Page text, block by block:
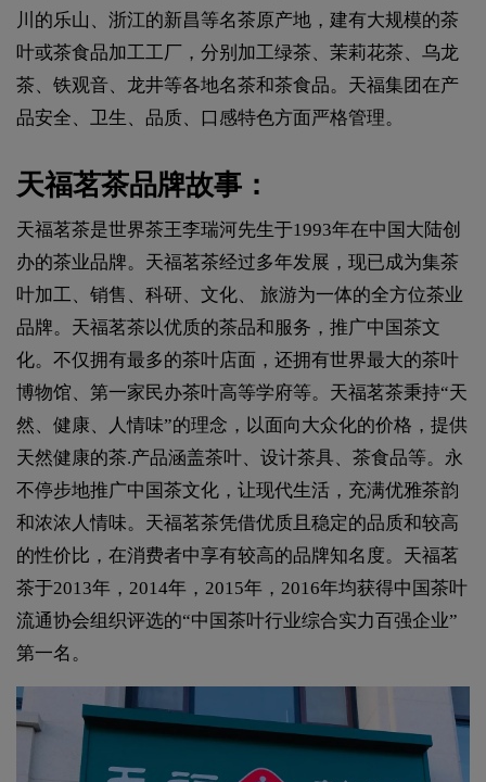
川的乐山、浙江的新昌等名茶原产地，建有大规模的茶
叶或茶食品加工工厂，分别加工绿茶、茉莉花茶、乌龙
茶、铁观音、龙井等各地名茶和茶食品。天福集团在产
品安全、卫生、品质、口感特色方面严格管理。
天福茗茶品牌故事：
天福茗茶是世界茶王李瑞河先生于1993年在中国大陆创
办的茶业品牌。天福茗茶经过多年发展，现已成为集茶
叶加工、销售、科研、文化、 旅游为一体的全方位茶业
品牌。天福茗茶以优质的茶品和服务，推广中国茶文
化。不仅拥有最多的茶叶店面，还拥有世界最大的茶叶
博物馆、第一家民办茶叶高等学府等。天福茗茶秉持“天
然、健康、人情味”的理念，以面向大众化的价格，提供
天然健康的茶.产品涵盖茶叶、设计茶具、茶食品等。永
不停步地推广中国茶文化，让现代生活，充满优雅茶韵
和浓浓人情味。天福茗茶凭借优质且稳定的品质和较高
的性价比，在消费者中享有较高的品牌知名度。天福茗
茶于2013年，2014年，2015年，2016年均获得中国茶叶
流通协会组织评选的“中国茶叶行业综合实力百强企业”
第一名。